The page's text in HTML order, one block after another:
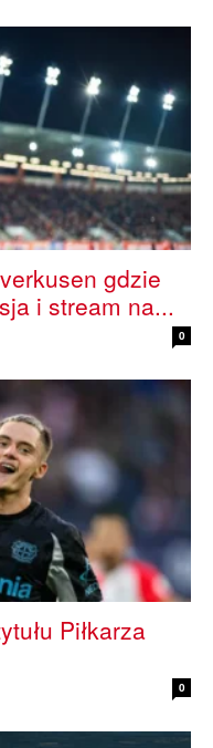
gdzie
i stream na...
0
Piłkarza
0